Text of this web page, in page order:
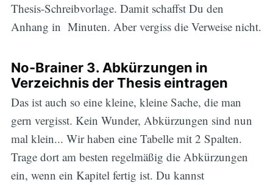
Thesis-Schreibvorlage. Damit schaffst Du den
Anhang in Minuten. Aber vergiss die Verweise nicht.
No-Brainer 3. Abkürzungen in
Verzeichnis der Thesis eintragen
Das ist auch so eine kleine, kleine Sache, die man
gern vergisst. Kein Wunder, Abkürzungen sind nun
mal klein... Wir haben eine Tabelle mit 2 Spalten.
Trage dort am besten regelmäßig die Abkürzungen
ein, wenn ein Kapitel fertig ist. Du kannst